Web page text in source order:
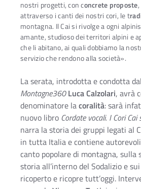
nostri progetti, con concrete proposte
attraverso i canti dei nostri cori, le t
montagna. Il Cai si rivolge a ogni
amante, studioso dei territori alpini e
che li abitano, ai quali dobbiamo la
servizio che rendono alla società».
La serata, introdotta e condotta
Montagne360 Luca Calzolari, avrà
denominatore lacoralità: sarà
nuovo libro Cordate vocali. I Cori
narra la storia dei gruppi legati al
in tutta Italia e contiene
canto popolare di montagna, sulla
storia all’interno del Sodalizio e
ricoperto e ricopre tutt’oggi.